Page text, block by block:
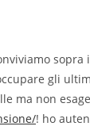
sopra
gli
ma non
! ho